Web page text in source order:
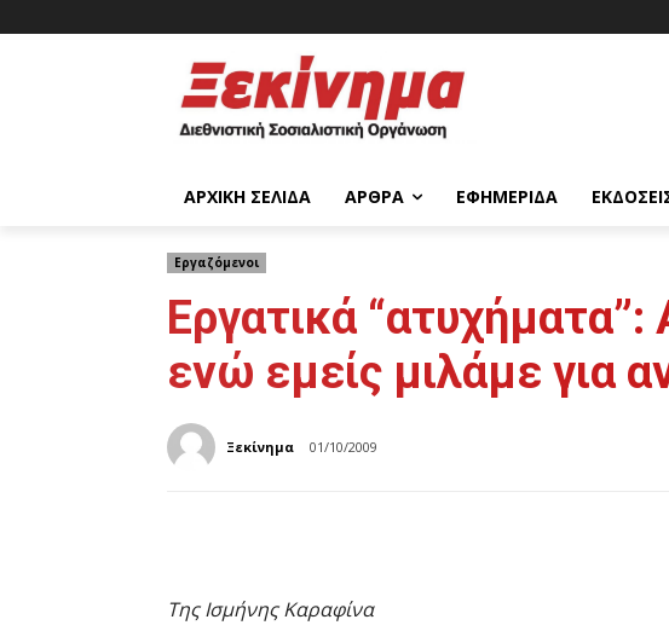
ΑΡΧΙΚΉ ΣΕΛΊΔΑ ΆΡΘΡΑ ΕΦΗΜΕΡΊΔΑ
Εργαζόμενοι
Εργατικά “ατυχήματα”:
ενώ εμείς μιλάμε για
Ξεκίνημα 01/10/2009
Της Ισμήνης Καραφίνα